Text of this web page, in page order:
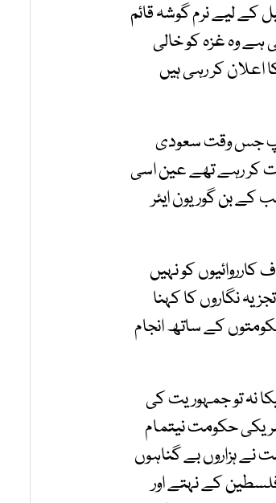
کے لیے نرم گوشہ قائم
وہ غزہ کو خالی
اعلان کر رہی ہیں
جس وقت سعودی
کر رہے تھے عین اسی
کے بن گوریون ایئر
کو نہیں
نگاروں کا کہنا
کے ساتھ انجام
نہ تو جمہوریت کی
حکومت نیتمام
نے ہزاروں بے گناہوں
کے نہتے اور